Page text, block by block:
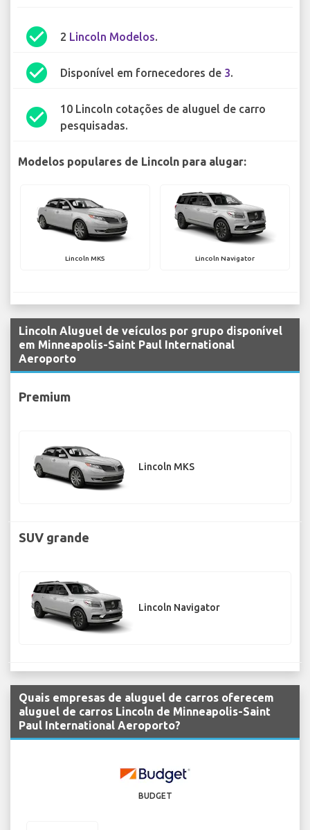
check_circle 2 Lincoln Modelos.
check_circle Disponível em fornecedores de 3.
check_circle
10 Lincoln cotações de aluguel de carro
pesquisadas.
Modelos populares de Lincoln para alugar:
Lincoln MKS Lincoln Navigator
Lincoln Aluguel de veículos por grupo disponível
em Minneapolis-Saint Paul International
Aeroporto
Premium
Lincoln MKS
SUV grande
Lincoln Navigator
Quais empresas de aluguel de carros oferecem
aluguel de carros Lincoln de Minneapolis-Saint
Paul International Aeroporto?
BUDGET